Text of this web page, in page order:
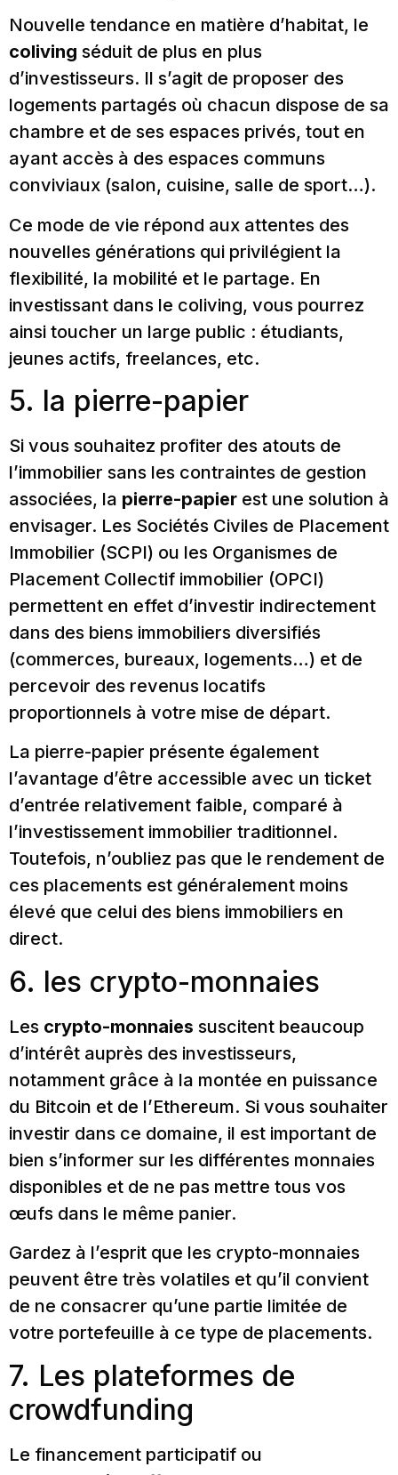
Nouvelle tendance en matière d’habitat, le
coliving séduit de plus en plus
d’investisseurs. Il s’agit de proposer des
logements partagés où chacun dispose de sa
chambre et de ses espaces privés, tout en
ayant accès à des espaces communs
conviviaux (salon, cuisine, salle de sport…).
Ce mode de vie répond aux attentes des
nouvelles générations qui privilégient la
flexibilité, la mobilité et le partage. En
investissant dans le coliving, vous pourrez
ainsi toucher un large public : étudiants,
jeunes actifs, freelances, etc.
5. la pierre-papier
Si vous souhaitez profiter des atouts de
l’immobilier sans les contraintes de gestion
associées, la pierre-papier est une solution à
envisager. Les Sociétés Civiles de Placement
Immobilier (SCPI) ou les Organismes de
Placement Collectif immobilier (OPCI)
permettent en effet d’investir indirectement
dans des biens immobiliers diversifiés
(commerces, bureaux, logements…) et de
percevoir des revenus locatifs
proportionnels à votre mise de départ.
La pierre-papier présente également
l’avantage d’être accessible avec un ticket
d’entrée relativement faible, comparé à
l’investissement immobilier traditionnel.
Toutefois, n’oubliez pas que le rendement de
ces placements est généralement moins
élevé que celui des biens immobiliers en
direct.
6. les crypto-monnaies
Les crypto-monnaies suscitent beaucoup
d’intérêt auprès des investisseurs,
notamment grâce à la montée en puissance
du Bitcoin et de l’Ethereum. Si vous souhaiter
investir dans ce domaine, il est important de
bien s’informer sur les différentes monnaies
disponibles et de ne pas mettre tous vos
œufs dans le même panier.
Gardez à l’esprit que les crypto-monnaies
peuvent être très volatiles et qu’il convient
de ne consacrer qu’une partie limitée de
votre portefeuille à ce type de placements.
7. Les plateformes de
crowdfunding
Le financement participatif ou